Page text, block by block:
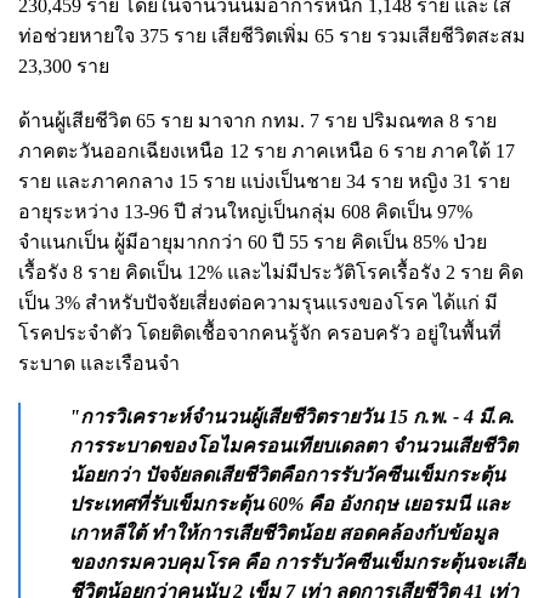
230,459 ราย โดยในจำนวนนี้มีอาการหนัก 1,148 ราย และใส่
ท่อช่วยหายใจ 375 ราย เสียชีวิตเพิ่ม 65 ราย รวมเสียชีวิตสะสม
23,300 ราย
ด้านผู้เสียชีวิต 65 ราย มาจาก กทม. 7 ราย ปริมณฑล 8 ราย
ภาคตะวันออกเฉียงเหนือ 12 ราย ภาคเหนือ 6 ราย ภาคใต้ 17
ราย และภาคกลาง 15 ราย แบ่งเป็นชาย 34 ราย หญิง 31 ราย
อายุระหว่าง 13-96 ปี ส่วนใหญ่เป็นกลุ่ม 608 คิดเป็น 97%
จำแนกเป็น ผู้มีอายุมากกว่า 60 ปี 55 ราย คิดเป็น 85% ป่วย
เรื้อรัง 8 ราย คิดเป็น 12% และไม่มีประวัติโรคเรื้อรัง 2 ราย คิด
เป็น 3% สำหรับปัจจัยเสี่ยงต่อความรุนแรงของโรค ได้แก่ มี
โรคประจำตัว โดยติดเชื้อจากคนรู้จัก ครอบครัว อยู่ในพื้นที่
ระบาด และเรือนจำ
"การวิเคราะห์จำนวนผู้เสียชีวิตรายวัน 15 ก.พ. - 4 มี.ค.
การระบาดของโอไมครอนเทียบเดลตา จำนวนเสียชีวิต
น้อยกว่า ปัจจัยลดเสียชีวิตคือการรับวัคซีนเข็มกระตุ้น
ประเทศที่รับเข็มกระตุ้น 60% คือ อังกฤษ เยอรมนี และ
เกาหลีใต้ ทำให้การเสียชีวิตน้อย สอดคล้องกับข้อมูล
ของกรมควบคุมโรค คือ การรับวัคซีนเข็มกระตุ้นจะเสีย
ชีวิตน้อยกว่าคนนับ 2 เข็ม 7 เท่า ลดการเสียชีวิต 41 เท่า